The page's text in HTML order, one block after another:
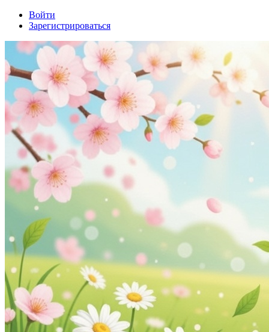
Войти
Зарегистрироваться